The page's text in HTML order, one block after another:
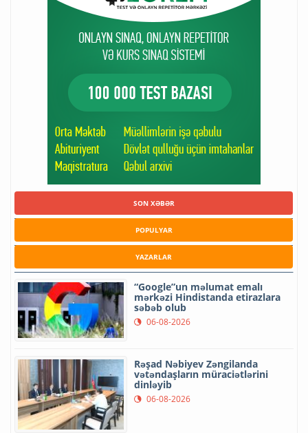
SON XƏBƏR
POPULYAR
YAZARLAR
“Google”un məlumat emalı
mərkəzi Hindistanda etirazlara
səbəb olub
06-08-2026
Rəşad Nəbiyev Zəngilanda
vətəndaşların müraciətlərini
dinləyib
06-08-2026